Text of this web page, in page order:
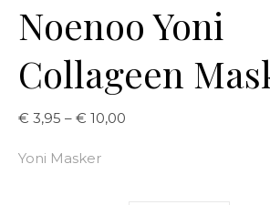
Noenoo Yoni
Collageen
€ 3,95 – € 10,00
Yoni Masker